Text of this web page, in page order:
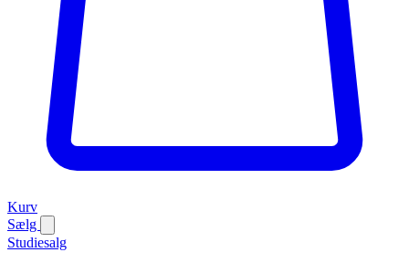
Kurv
Sælg
Studiesalg